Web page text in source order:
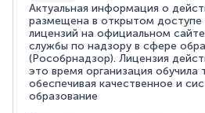
Актуальная информация о
размещена в открытом доступе
лицензий на официальном
службы по надзору в сфере
(Рособрнадзор). Лицензия
это время организация обучила
обеспечивая качественное и
образование